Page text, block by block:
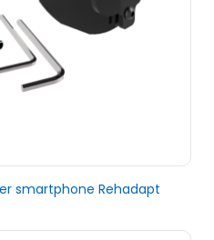
smartphone Rehadapt